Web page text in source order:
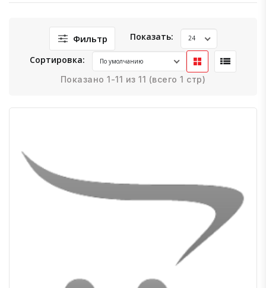
Фильтр Показать:
Сортировка:
Показано 1-11 из 11 (всего 1 стр)